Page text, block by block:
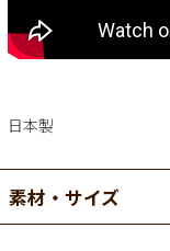
日本製
素材・サイズ